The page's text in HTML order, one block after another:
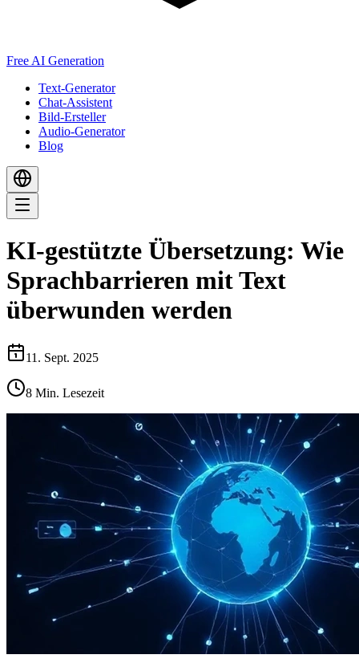
Free AI Generation
Text-Generator
Chat-Assistent
Bild-Ersteller
Audio-Generator
Blog
KI-gestützte Übersetzung: Wie
Sprachbarrieren mit Text
überwunden werden
11. Sept. 2025
8 Min. Lesezeit